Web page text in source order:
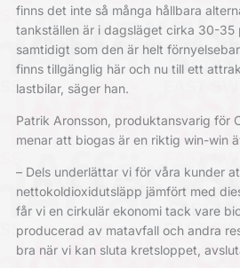
finns det inte så många hållbara
tankställen är i dagsläget cirka 30-35
samtidigt som den är helt
finns tillgänglig här och nu till ett
lastbilar, säger han.
Patrik Aronsson, produktansvarig för
menar att biogas är en riktig win-win
– Dels underlättar vi för våra kunder
nettokoldioxidutsläpp jämfört med
får vi en cirkulär ekonomi tack vare
producerad av matavfall och andra
bra när vi kan sluta kretsloppet,